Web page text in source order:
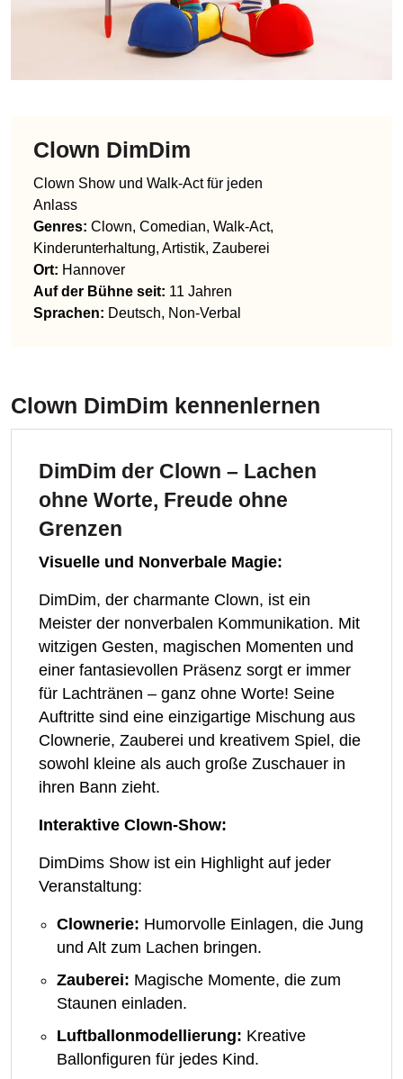
Clown DimDim
Clown Show und Walk-Act für jeden
Anlass
Genres: Clown, Comedian, Walk-Act,
Kinderunterhaltung, Artistik, Zauberei
Ort: Hannover
Auf der Bühne seit: 11 Jahren
Sprachen: Deutsch, Non-Verbal
Clown DimDim kennenlernen
DimDim der Clown – Lachen
ohne Worte, Freude ohne
Grenzen
Visuelle und Nonverbale Magie:
DimDim, der charmante Clown, ist ein
Meister der nonverbalen Kommunikation. Mit
witzigen Gesten, magischen Momenten und
einer fantasievollen Präsenz sorgt er immer
für Lachtränen – ganz ohne Worte! Seine
Auftritte sind eine einzigartige Mischung aus
Clownerie, Zauberei und kreativem Spiel, die
sowohl kleine als auch große Zuschauer in
ihren Bann zieht.
Interaktive Clown-Show:
DimDims Show ist ein Highlight auf jeder
Veranstaltung:
Clownerie: Humorvolle Einlagen, die Jung
und Alt zum Lachen bringen.
Zauberei: Magische Momente, die zum
Staunen einladen.
Luftballonmodellierung: Kreative
Ballonfiguren für jedes Kind.